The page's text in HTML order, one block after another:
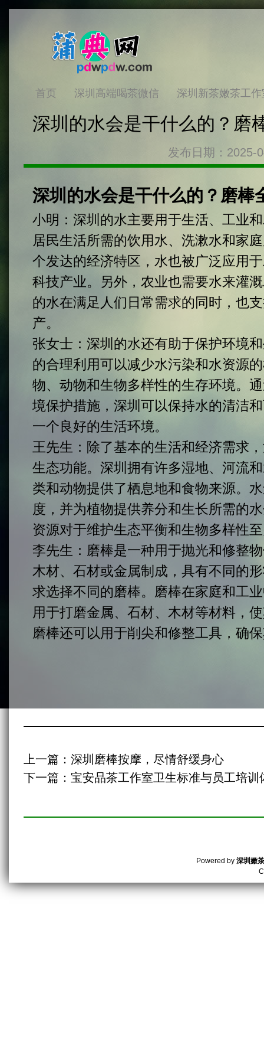
首页 深圳高端喝茶微信 深圳新茶嫩茶工
深圳的水会是干什么的？磨
发布日期：
深圳的水会是干什么的？磨棒
小明： 深圳的水主要用于生活、工业
居民生活所需的饮用水、洗漱水和家
个发达的经济特区，水也被广泛应用
科技产业。另外，农业也需要水来灌
的水在满足人们日常需求的同时，也
产。
张女士： 深圳的水还有助于保护环境
的合理利用可以减少水污染和水资源
物、动物和生物多样性的生存环境。
境保护措施，深圳可以保持水的清洁
一个良好的生活环境。
王先生： 除了基本的生活和经济需求
生态功能。深圳拥有许多湿地、河流
类和动物提供了栖息地和食物来源。
度，并为植物提供养分和生长所需的
资源对于维护生态平衡和生物多样性
李先生： 磨棒是一种用于抛光和修整
木材、石材或金属制成，具有不同的
求选择不同的磨棒。磨棒在家庭和工
用于打磨金属、石材、木材等材料，
磨棒还可以用于削尖和修整工具，确
上一篇： 深圳磨棒按摩，尽情舒缓身心
下一篇： 宝安品茶工作室卫生标准与员工培训
Powered by 深圳嫩